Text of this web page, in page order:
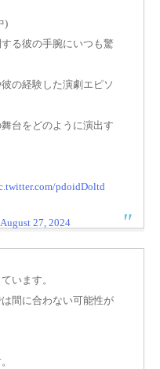
)
る彼の手腕にいつも驚
の経験した演劇エピソ
台をどのように演出す
pdoidDoltd
August 27, 2024
います。
間に合わない可能性が